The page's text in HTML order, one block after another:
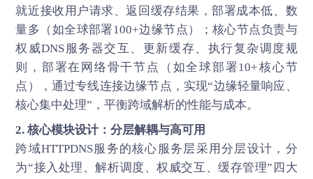
就近接收用户请求、返回缓存结果，部署成本低、数
量多（如全球部署100+边缘节点）；核心节点负责与
权威DNS服务器交互、更新缓存、执行复杂调度规
则，部署在网络骨干节点（如全球部署10+核心节
点），通过专线连接边缘节点，实现“边缘轻量响应、
核心集中处理”，平衡跨域解析的性能与成本。
2. 核心模块设计：分层解耦与高可用
跨域HTTPDNS服务的核心服务层采用分层设计，分
为“接入处理、解析调度、权威交互、缓存管理”四大